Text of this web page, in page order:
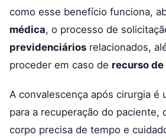
como esse benefício funciona,
médica, o processo de
previdenciários relacionados,
proceder em caso de recurso
A convalescença após cirurgia é
para a recuperação do paciente,
corpo precisa de tempo e